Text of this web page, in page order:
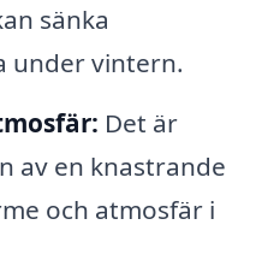
sänka
under vintern.
Det är
av en knastrande
och atmosfär i